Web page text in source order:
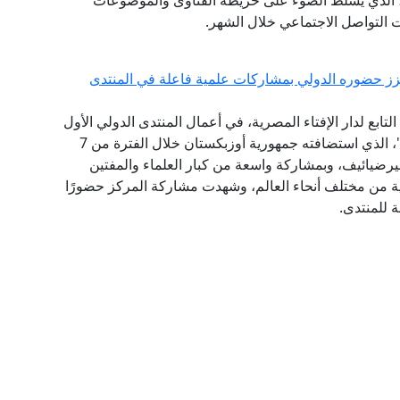
التواصل الاجتماعي خلال الشهر.
حضوره الدولي بمشاركات علمية فاعلة في المنتدى
لدار الإفتاء المصرية، في أعمال المنتدى الدولي الأول
للحضارة الإسلامية "طريق السلام والتسامح والتنوير"، الذي استضافته جمهورية أوزبكستان خلال الفترة من 7
وبمشاركة واسعة من كبار العلماء والمفتين
من مختلف أنحاء العالم، وشهدت مشاركة المركز حضورًا
للمنتدى.